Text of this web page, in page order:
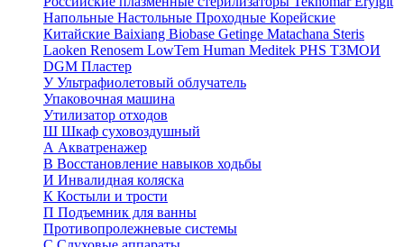
Напольные Настольные Проходные Корейские
Китайские Baixiang Biobase Getinge Matachana Steris
Laoken Renosem LowTem Human Meditek PHS ТЗМОИ
DGM Пластер
УУльтрафиолетовый облучатель
Упаковочная машина
Утилизатор отходов
Ш Шкаф суховоздушный
А Акватренажер
В Восстановление навыков ходьбы
И Инвалидная коляска
К Костыли и трости
П Подъемник для ванны
Противопролежневые системы